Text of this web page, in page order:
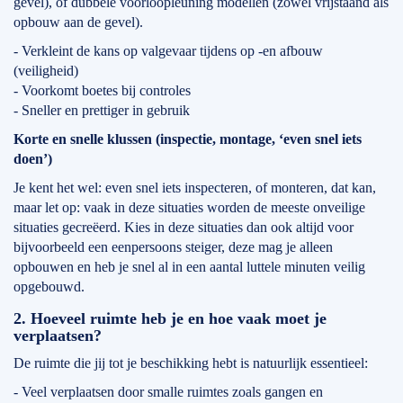
opbouw aan de gevel).
- Verkleint de kans op valgevaar tijdens op -en afbouw
(veiligheid)
- Voorkomt boetes bij controles
- Sneller en prettiger in gebruik
Korte en snelle klussen (inspectie, montage, ‘even snel iets
doen’)
Je kent het wel: even snel iets inspecteren, of monteren, dat kan,
maar let op: vaak in deze situaties worden de meeste onveilige
situaties gecreëerd. Kies in deze situaties dan ook altijd voor
bijvoorbeeld een eenpersoons steiger, deze mag je alleen
opbouwen en heb je snel al in een aantal luttele minuten veilig
opgebouwd.
2. Hoeveel ruimte heb je en hoe vaak moet je
verplaatsen?
De ruimte die jij tot je beschikking hebt is natuurlijk essentieel:
- Veel verplaatsen door smalle ruimtes zoals gangen en